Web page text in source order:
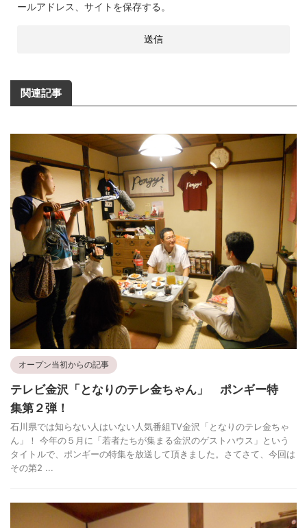
ールアドレス、サイトを保存する。
関連記事
オープン当初からの記事
テレビ金沢「となりのテレ金ちゃん」 ポンギー特
集第２弾！
石川県では知らない人はいない人気番組TV金沢「となりのテレ金ちゃ
ん」！ 今年の５月に「若者たちが集まる金沢のゲストハウス」という
タイトルで、ポンギーの特集を放送して頂きました。さてさて、今回は
その第2 ...